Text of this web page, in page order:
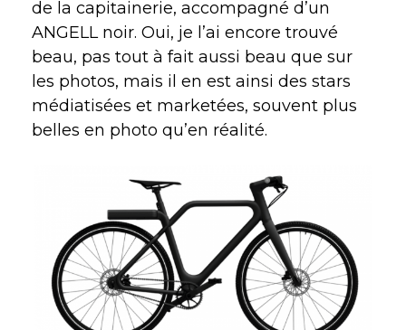
de la capitainerie, accompagné d’un
ANGELL noir. Oui, je l’ai encore trouvé
beau, pas tout à fait aussi beau que sur
les photos, mais il en est ainsi des stars
médiatisées et marketées, souvent plus
belles en photo qu’en réalité.